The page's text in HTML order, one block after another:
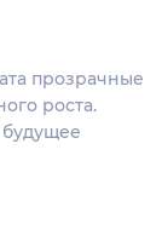
прозрачные
роста.